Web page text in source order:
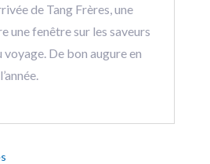
de Tang Frères, une
une fenêtre sur les saveurs
voyage. De bon augure en